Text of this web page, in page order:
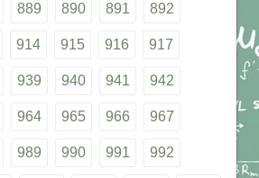
889 890 891 892
914 915 916 917
939 940 941 942
964 965 966 967
989 990 991 992